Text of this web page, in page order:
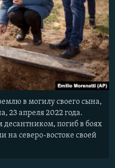
в могилу своего сына,
23 апреля 2022 года.
погиб в боях
на северо-востоке своей